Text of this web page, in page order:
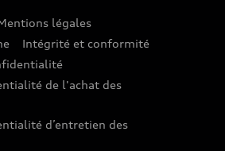
Audi
légales
Intégrité et conformité
de l'achat des
d’entretien des